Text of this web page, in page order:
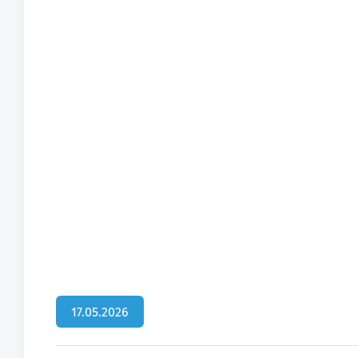
17.05.2026